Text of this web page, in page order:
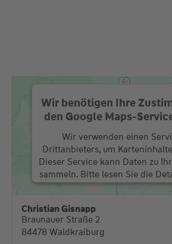
Wir benötigen Ihre
den Google Maps-
Wir verwenden einen
Drittanbieters, um
Dieser Service kann Daten zu
sammeln. Bitte lesen Sie die
stimmen Sie der Nutzung des
diese Karte
Mehr Informationen
Christian Gisnapp
Braunauer Straße 2
84478 Waldkraiburg